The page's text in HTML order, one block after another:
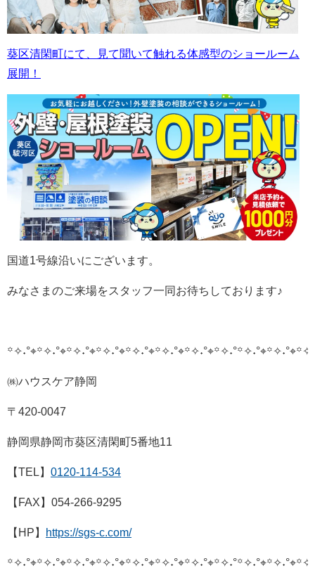
葵区清閑町にて、見て聞いて触れる体感型のショールーム
展開！
国道1号線沿いにございます。
みなさまのご来場をスタッフ一同お待ちしております♪
꙳✧˖°⌖꙳✧˖°⌖꙳✧˖°⌖꙳✧˖°⌖꙳✧˖°⌖꙳✧˖°⌖꙳✧˖°⌖꙳✧˖°
㈱ハウスケア静岡
〒420-0047
静岡県静岡市葵区清閑町5番地11
【TEL】 0120-114-534
【FAX】054-266-9295
【HP】 https://sgs-c.com/
꙳✧˖°⌖꙳✧˖°⌖꙳✧˖°⌖꙳✧˖°⌖꙳✧˖°⌖꙳✧˖°⌖꙳✧˖°⌖꙳✧˖°